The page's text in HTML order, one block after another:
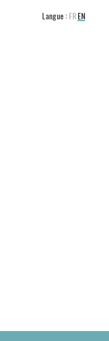
Langue :FREN